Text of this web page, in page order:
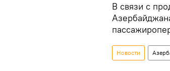
В связи с
Новости